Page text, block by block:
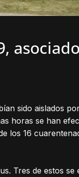
sido aislados
horas se han
los 16
Tres de estos se